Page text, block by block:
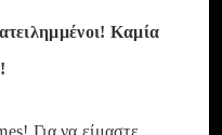
Καμία
Για να είμαστε